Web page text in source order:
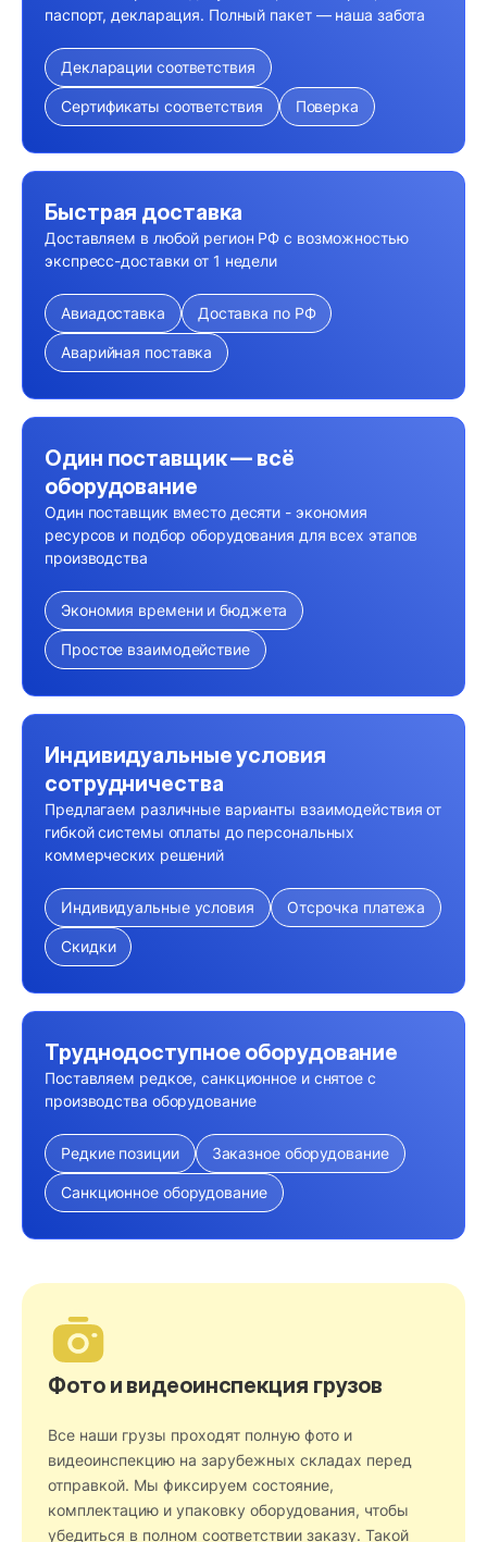
паспорт, декларация. Полный пакет — наша забота
Декларации соответствия
Сертификаты соответствия Поверка
Быстрая доставка
Доставляем в любой регион РФ с возможностью
экспресс-доставки от 1 недели
Авиадоставка Доставка по РФ
Аварийная поставка
Один поставщик — всё
оборудование
Один поставщик вместо десяти - экономия
ресурсов и подбор оборудования для всех этапов
производства
Экономия времени и бюджета
Простое взаимодействие
Индивидуальные условия
сотрудничества
Предлагаем различные варианты взаимодействия от
гибкой системы оплаты до персональных
коммерческих решений
Индивидуальные условия Отсрочка платежа
Скидки
Труднодоступное оборудование
Поставляем редкое, санкционное и снятое с
производства оборудование
Редкие позиции Заказное оборудование
Санкционное оборудование
Фото и видеоинспекция грузов
Все наши грузы проходят полную фото и
видеоинспекцию на зарубежных складах перед
отправкой. Мы фиксируем состояние,
комплектацию и упаковку оборудования, чтобы
убедиться в полном соответствии заказу. Такой